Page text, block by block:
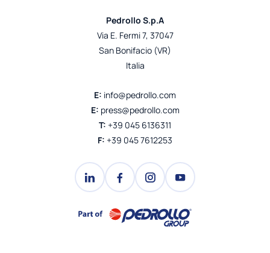
Pedrollo S.p.A
Via E. Fermi 7, 37047
San Bonifacio (VR)
Italia
E: info@pedrollo.com
E: press@pedrollo.com
T: +39 045 6136311
F: +39 045 7612253